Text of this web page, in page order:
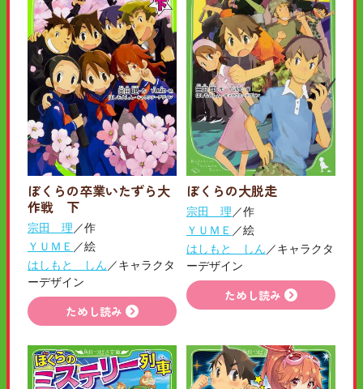
ぼくらの卒業いたずら大
作戦 下
宗田 理 ／作
ＹＵＭＥ ／絵
はしもと しん ／キャラクタ
ーデザイン
ためし読み
ぼくらの大脱走
宗田 理 ／作
ＹＵＭＥ ／絵
はしもと しん ／キャラクタ
ーデザイン
ためし読み